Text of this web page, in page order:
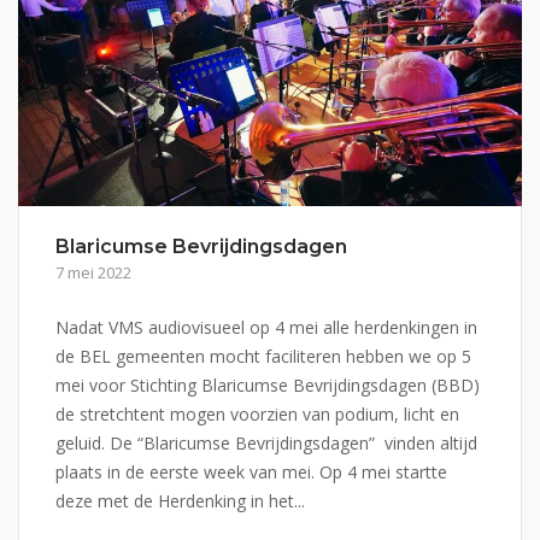
Blaricumse Bevrijdingsdagen
7 mei 2022
Nadat VMS audiovisueel op 4 mei alle herdenkingen in
de BEL gemeenten mocht faciliteren hebben we op 5
mei voor Stichting Blaricumse Bevrijdingsdagen (BBD)
de stretchtent mogen voorzien van podium, licht en
geluid. De “Blaricumse Bevrijdingsdagen” vinden altijd
plaats in de eerste week van mei. Op 4 mei startte
deze met de Herdenking in het...